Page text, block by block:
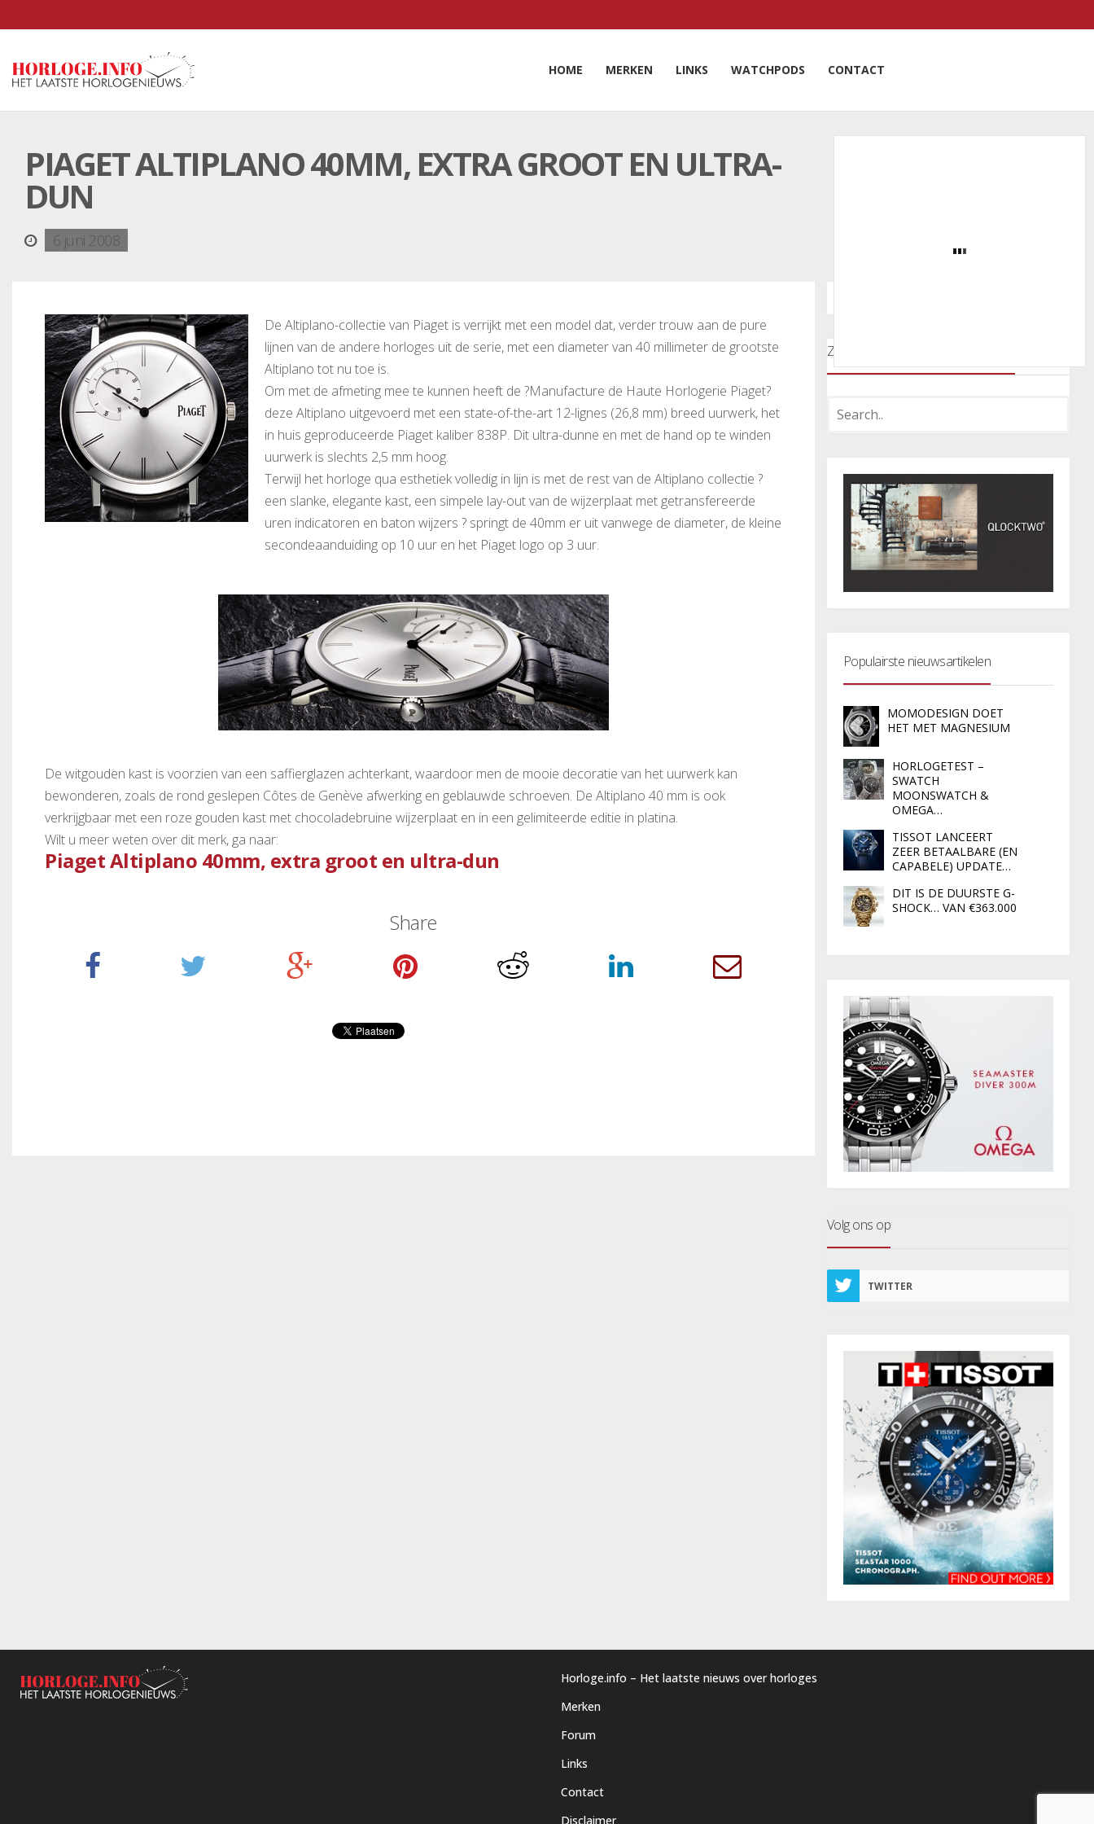
HOME MERKEN LINKS WATCHPODS CONTACT
PIAGET ALTIPLANO 40MM, EXTRA GROOT EN ULTRA-
DUN
6 juni 2008
De Altiplano-collectie van Piaget is verrijkt met een model dat, verder trouw aan de pure
lijnen van de andere horloges uit de serie, met een diameter van 40 millimeter de grootste
Altiplano tot nu toe is.
Om met de afmeting mee te kunnen heeft de ?Manufacture de Haute Horlogerie Piaget?
deze Altiplano uitgevoerd met een state-of-the-art 12-lignes (26,8 mm) breed uurwerk, het
in huis geproduceerde Piaget kaliber 838P. Dit ultra-dunne en met de hand op te winden
uurwerk is slechts 2,5 mm hoog.
Terwijl het horloge qua esthetiek volledig in lijn is met de rest van de Altiplano collectie ?
een slanke, elegante kast, een simpele lay-out van de wijzerplaat met getransfereerde
uren indicatoren en baton wijzers ? springt de 40mm er uit vanwege de diameter, de kleine
secondeaanduiding op 10 uur en het Piaget logo op 3 uur.
De witgouden kast is voorzien van een saffierglazen achterkant, waardoor men de mooie decoratie van het uurwerk kan
bewonderen, zoals de rond geslepen Côtes de Genève afwerking en geblauwde schroeven. De Altiplano 40 mm is ook
verkrijgbaar met een roze gouden kast met chocoladebruine wijzerplaat en in een gelimiteerde editie in platina.
Wilt u meer weten over dit merk, ga naar:
Piaget Altiplano 40mm, extra groot en ultra-dun
Share
Zoeken door onze nieuwsartikelen
Populairste nieuwsartikelen
MOMODESIGN DOET
HET MET MAGNESIUM
HORLOGETEST –
SWATCH
MOONSWATCH &
OMEGA…
TISSOT LANCEERT
ZEER BETAALBARE (EN
CAPABELE) UPDATE…
DIT IS DE DUURSTE G-
SHOCK… VAN €363.000
Volg ons op
TWITTER
Horloge.info – Het laatste nieuws over horloges
Merken
Forum
Links
Contact
Disclaimer